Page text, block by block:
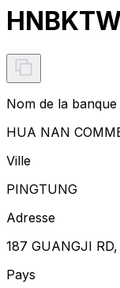
Nom de la banque
HUA NAN
Ville
PINGTUNG
Adresse
187 GUANGJI
Pays